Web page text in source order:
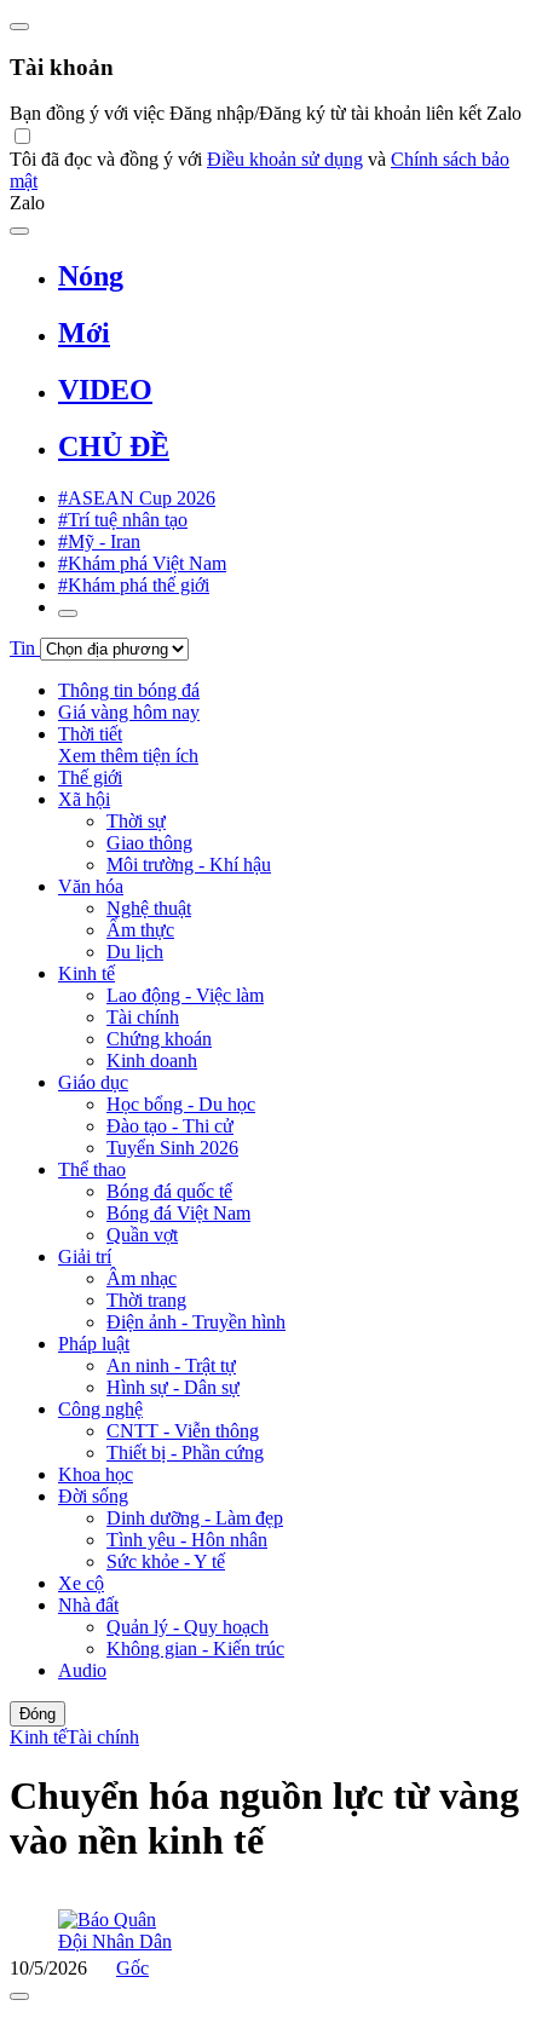
Tài khoản
Bạn đồng ý với việc Đăng nhập/Đăng ký từ tài khoản liên kết Zalo
Tôi đã đọc và đồng ý với Điều khoản sử dụng và Chính sách bảo
mật
Zalo
Nóng
Mới
VIDEO
CHỦ ĐỀ
#ASEAN Cup 2026
#Trí tuệ nhân tạo
#Mỹ - Iran
#Khám phá Việt Nam
#Khám phá thế giới
Tin
Thông tin bóng đá
Giá vàng hôm nay
Thời tiết
Xem thêm tiện ích
Thế giới
Xã hội
Thời sự
Giao thông
Môi trường - Khí hậu
Văn hóa
Nghệ thuật
Ẩm thực
Du lịch
Kinh tế
Lao động - Việc làm
Tài chính
Chứng khoán
Kinh doanh
Giáo dục
Học bổng - Du học
Đào tạo - Thi cử
Tuyển Sinh 2026
Thể thao
Bóng đá quốc tế
Bóng đá Việt Nam
Quần vợt
Giải trí
Âm nhạc
Thời trang
Điện ảnh - Truyền hình
Pháp luật
An ninh - Trật tự
Hình sự - Dân sự
Công nghệ
CNTT - Viễn thông
Thiết bị - Phần cứng
Khoa học
Đời sống
Dinh dưỡng - Làm đẹp
Tình yêu - Hôn nhân
Sức khỏe - Y tế
Xe cộ
Nhà đất
Quản lý - Quy hoạch
Không gian - Kiến trúc
Audio
Đóng
Kinh tếTài chính
Chuyển hóa nguồn lực từ vàng
vào nền kinh tế
10/5/2026 Gốc